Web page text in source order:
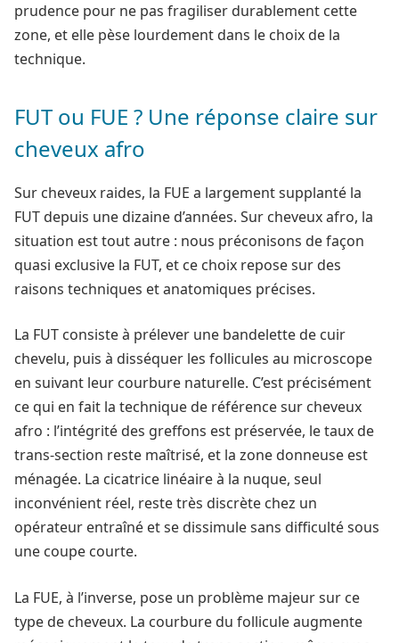
prudence pour ne pas fragiliser durablement cette
zone, et elle pèse lourdement dans le choix de la
technique.
FUT ou FUE ? Une réponse claire sur
cheveux afro
Sur cheveux raides, la FUE a largement supplanté la
FUT depuis une dizaine d’années. Sur cheveux afro, la
situation est tout autre : nous préconisons de façon
quasi exclusive la FUT, et ce choix repose sur des
raisons techniques et anatomiques précises.
La FUT consiste à prélever une bandelette de cuir
chevelu, puis à disséquer les follicules au microscope
en suivant leur courbure naturelle. C’est précisément
ce qui en fait la technique de référence sur cheveux
afro : l’intégrité des greffons est préservée, le taux de
trans-section reste maîtrisé, et la zone donneuse est
ménagée. La cicatrice linéaire à la nuque, seul
inconvénient réel, reste très discrète chez un
opérateur entraîné et se dissimule sans difficulté sous
une coupe courte.
La FUE, à l’inverse, pose un problème majeur sur ce
type de cheveux. La courbure du follicule augmente